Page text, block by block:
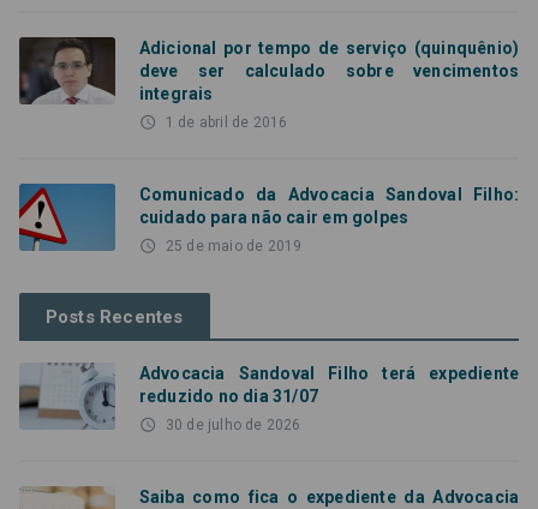
Adicional por tempo de serviço (quinquênio)
deve ser calculado sobre vencimentos
integrais
access_time 1 de abril de 2016
Comunicado da Advocacia Sandoval Filho:
cuidado para não cair em golpes
access_time 25 de maio de 2019
Posts Recentes
Advocacia Sandoval Filho terá expediente
reduzido no dia 31/07
access_time 30 de julho de 2026
Saiba como fica o expediente da Advocacia